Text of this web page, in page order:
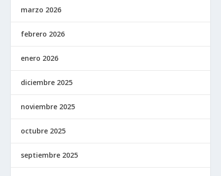
marzo 2026
febrero 2026
enero 2026
diciembre 2025
noviembre 2025
octubre 2025
septiembre 2025